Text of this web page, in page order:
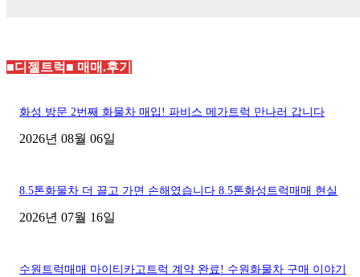
■디젤트럭■ 매매.후기
화성 방문 2번째 화물차 매입! 파비스 메가트럭 만나러 갑니다
2026년 08월 06일
8.5톤화물차 더 끌고 가면 손해였습니다 8.5톤화성트럭매매 현실
2026년 07월 16일
수원트럭매매 마이티카고트럭 계약 완료! 수원화물차 구매 이야기